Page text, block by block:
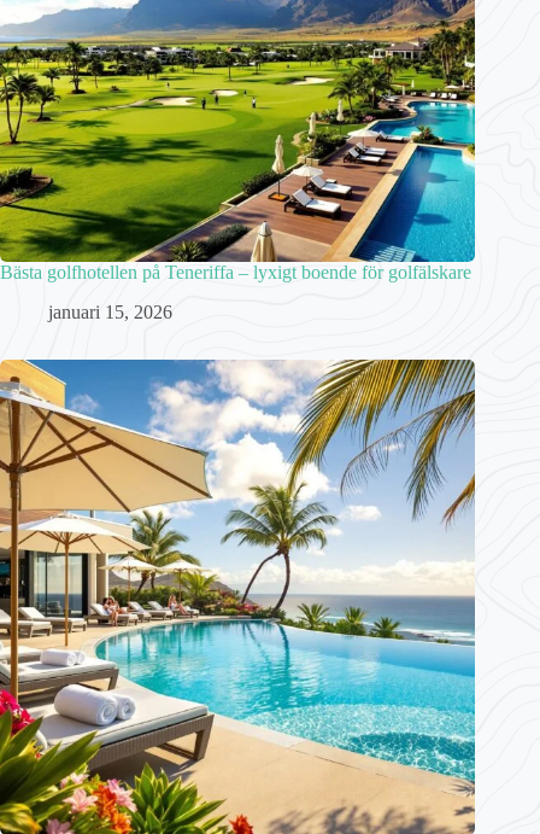
Bästa golfhotellen på Teneriffa – lyxigt boende för golfälskare
januari 15, 2026